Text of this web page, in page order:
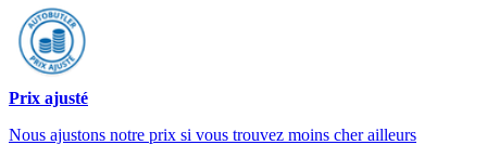
Prix ajusté
Nous ajustons notre prix si vous trouvez moins cher ailleurs